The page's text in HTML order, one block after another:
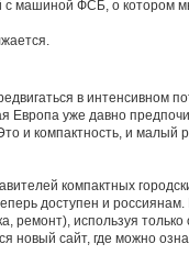
с машиной ФСБ, о котором
в интенсивном
Европа уже давно
и компактность, и малый
компактных
доступен и
ремонт), используя
новый сайт, где можно